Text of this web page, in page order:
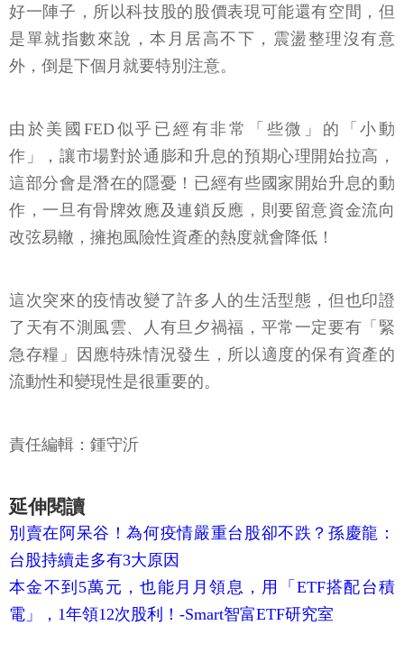
好一陣子，所以科技股的股價表現可能還有空間，但
是單就指數來說，本月居高不下，震盪整理沒有意
外，倒是下個月就要特別注意。
由於美國FED似乎已經有非常「些微」的「小動
作」，讓市場對於通膨和升息的預期心理開始拉高，
這部分會是潛在的隱憂！已經有些國家開始升息的動
作，一旦有骨牌效應及連鎖反應，則要留意資金流向
改弦易轍，擁抱風險性資產的熱度就會降低！
這次突來的疫情改變了許多人的生活型態，但也印證
了天有不測風雲、人有旦夕禍福，平常一定要有「緊
急存糧」因應特殊情況發生，所以適度的保有資產的
流動性和變現性是很重要的。
責任編輯：鍾守沂
延伸閱讀
別賣在阿呆谷！為何疫情嚴重台股卻不跌？孫慶龍：
台股持續走多有3大原因
本金不到5萬元，也能月月領息，用「ETF搭配台積
電」，1年領12次股利！-Smart智富ETF研究室